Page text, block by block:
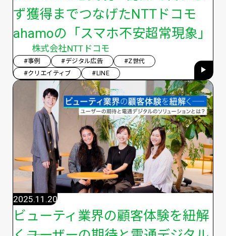
ず獲得までつなげたNTTドコモ
ahamoの「スマホ不安超常現象」
株式会社NTTドコモ
#事例 #デジタル広告
#Z世代
#クリエイティブ
#LINE
ビューティ業界の顧客体験を紐解
2025.11.20